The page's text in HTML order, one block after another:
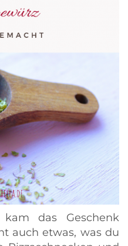
das Geschenk
auch etwas, was du